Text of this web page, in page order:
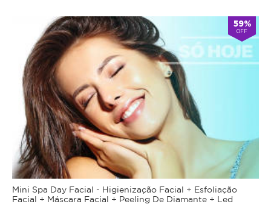
59%
OFF
Mini Spa Day Facial - Higienização Facial + Esfoliação
Facial + Máscara Facial + Peeling De Diamante + Led